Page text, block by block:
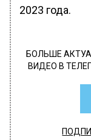
2023 года.
БОЛЬШЕ
ВИДЕО В